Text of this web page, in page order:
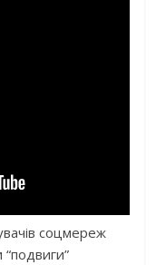
соцмереж